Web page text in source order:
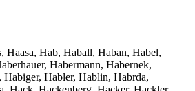
Haasa, Hab, Haball, Haban, Habel,
Habermann, Habernek,
Habiger, Habler, Hablin, Habrda,